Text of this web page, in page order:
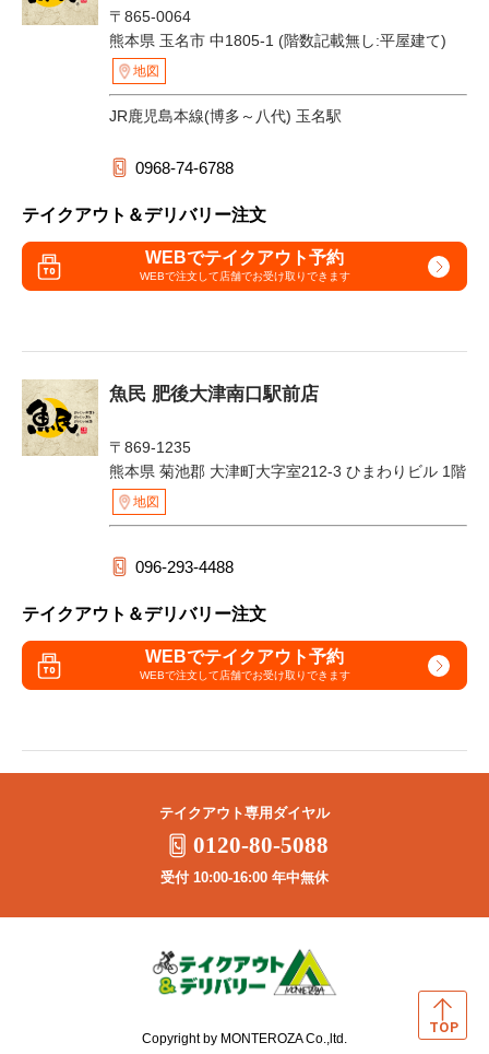
〒865-0064
熊本県 玉名市 中1805-1 (階数記載無し:平屋建て)
地図
JR鹿児島本線(博多～八代) 玉名駅
0968-74-6788
テイクアウト＆デリバリー注文
WEBでテイクアウト予約
WEBで注文して店舗でお受け取りできます
魚民 肥後大津南口駅前店
〒869-1235
熊本県 菊池郡 大津町大字室212-3 ひまわりビル 1階
地図
096-293-4488
テイクアウト＆デリバリー注文
WEBでテイクアウト予約
WEBで注文して店舗でお受け取りできます
テイクアウト専用ダイヤル
0120-80-5088
受付 10:00-16:00 年中無休
Copyright by MONTEROZA Co.,ltd.